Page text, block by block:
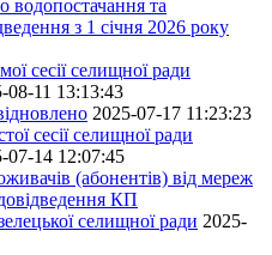
водопостачання та
з 1 січня 2026 року
сесії селищної ради
08-11 13:13:43
2025-07-17 11:23:23
сесії селищної ради
07-14 12:07:45
(абонентів) від мереж
КП
селищної ради 2025-